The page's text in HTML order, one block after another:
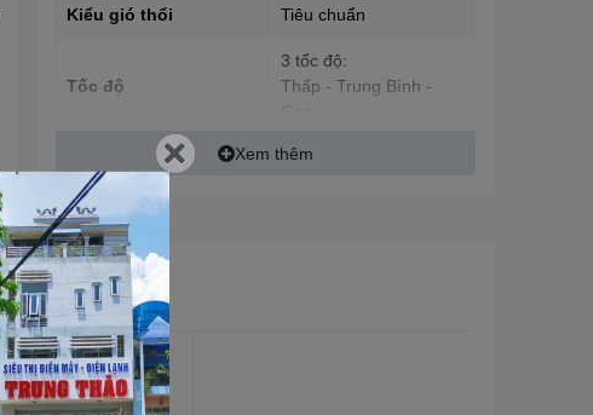
Kiểu gió thổi Tiêu chuẩn
Tốc độ
3 tốc độ:
Thấp - Trung Bình -
Độ ồn (dB) - đo theo
tiêu chuẩn nhà sản
xuất, thực tế có thể
cao hơn do tác động
của môi trường bên
ngoài
Lượng nước tiêu thụ
(L/H)
Thể tích bình chứa
Xem thêm